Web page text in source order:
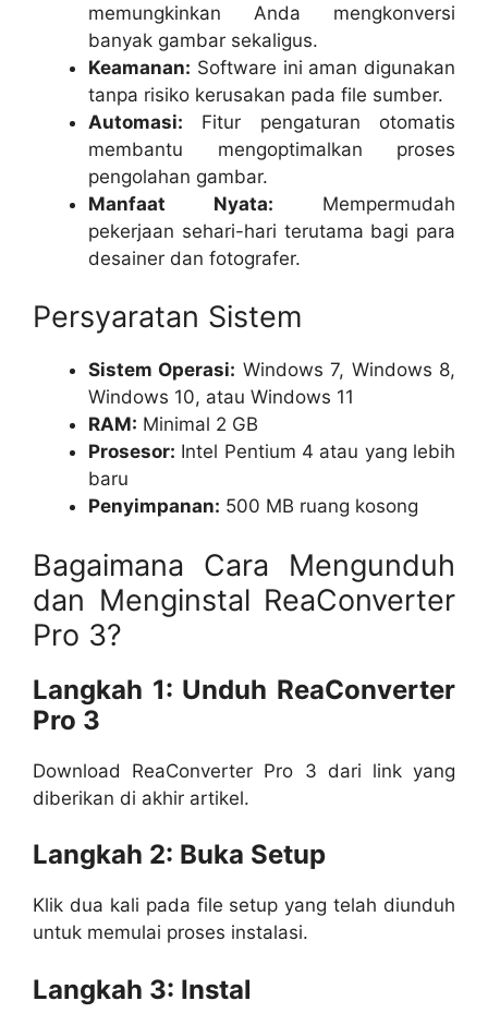
memungkinkan Anda mengkonversi
banyak gambar sekaligus.
Keamanan: Software ini aman digunakan
tanpa risiko kerusakan pada file sumber.
Automasi: Fitur pengaturan otomatis
membantu mengoptimalkan proses
pengolahan gambar.
Manfaat Nyata: Mempermudah
pekerjaan sehari-hari terutama bagi para
desainer dan fotografer.
Persyaratan Sistem
Sistem Operasi: Windows 7, Windows 8,
Windows 10, atau Windows 11
RAM: Minimal 2 GB
Prosesor: Intel Pentium 4 atau yang lebih
baru
Penyimpanan: 500 MB ruang kosong
Bagaimana Cara Mengunduh
dan Menginstal ReaConverter
Pro 3?
Langkah 1: Unduh ReaConverter
Pro 3
Download ReaConverter Pro 3 dari link yang
diberikan di akhir artikel.
Langkah 2: Buka Setup
Klik dua kali pada file setup yang telah diunduh
untuk memulai proses instalasi.
Langkah 3: Instal